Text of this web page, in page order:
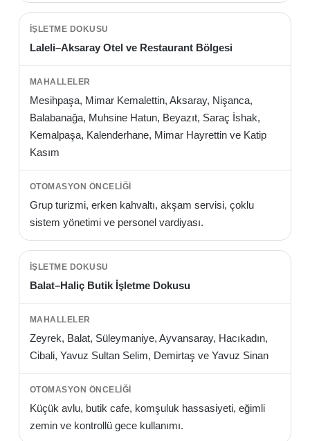
Laleli–Aksaray Otel ve Restaurant Bölgesi
Mesihpaşa, Mimar Kemalettin, Aksaray, Nişanca,
Balabanağa, Muhsine Hatun, Beyazıt, Saraç İshak,
Kemalpaşa, Kalenderhane, Mimar Hayrettin ve Katip
Kasım
Grup turizmi, erken kahvaltı, akşam servisi, çoklu
sistem yönetimi ve personel vardiyası.
Balat–Haliç Butik İşletme Dokusu
Zeyrek, Balat, Süleymaniye, Ayvansaray, Hacıkadın,
Cibali, Yavuz Sultan Selim, Demirtaş ve Yavuz Sinan
Küçük avlu, butik cafe, komşuluk hassasiyeti, eğimli
zemin ve kontrollü gece kullanımı.